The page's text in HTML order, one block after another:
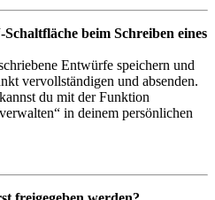
beim Schreiben eines
Entwürfe speichern und
vervollständigen und absenden.
du mit der Funktion
in deinem persönlichen